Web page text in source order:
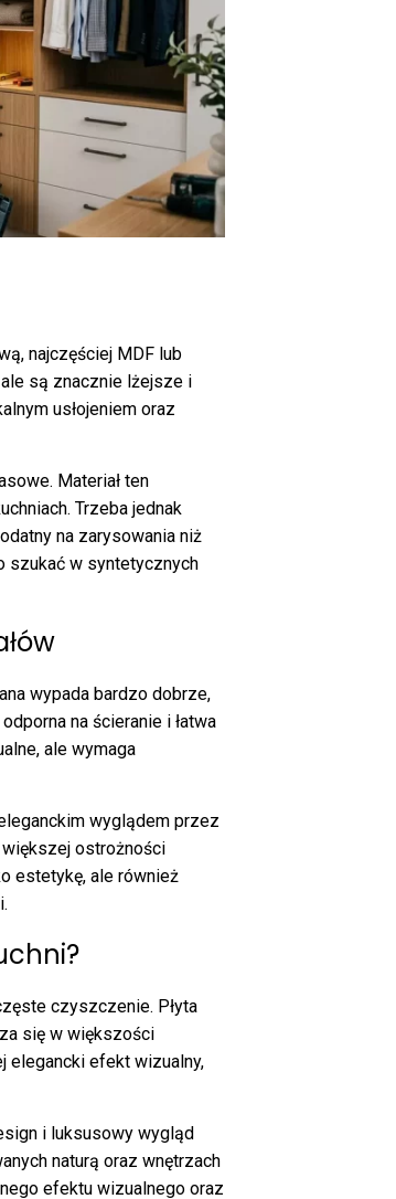
najczęściej MDF lub
są znacznie lżejsze i
usłojeniem oraz
Materiał ten
Trzeba jednak
na zarysowania niż
szukać w syntetycznych
wypada bardzo dobrze,
na ścieranie i łatwa
ale wymaga
wyglądem przez
większej ostrożności
estetykę, ale również
czyszczenie. Płyta
się w większości
elegancki efekt wizualny,
i luksusowy wygląd
naturą oraz wnętrzach
efektu wizualnego oraz